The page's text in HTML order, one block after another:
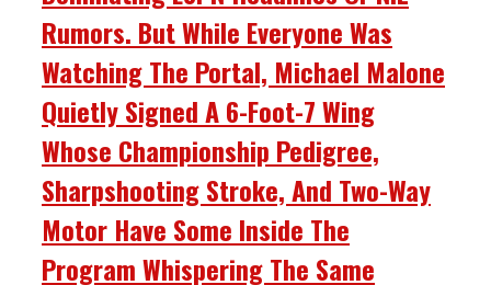
Rumors. But While Everyone Was
Watching The Portal, Michael Malone
Quietly Signed A 6-Foot-7 Wing
Whose Championship Pedigree,
Sharpshooting Stroke, And Two-Way
Motor Have Some Inside The
Program Whispering The Same